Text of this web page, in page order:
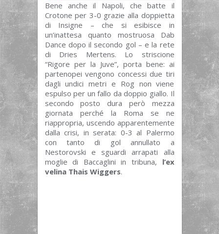
Bene anche il Napoli, che batte il
Crotone per 3-0 grazie alla doppietta
di Insigne – che si esibisce in
un’inattesa quanto mostruosa Dab
Dance dopo il secondo gol – e la rete
di Dries Mertens. Lo striscione
“Rigore per la Juve”, porta bene: ai
partenopei vengono concessi due tiri
dagli undici metri e Rog non viene
espulso per un fallo da doppio giallo. Il
secondo posto dura però mezza
giornata perché la Roma se ne
riappropria, uscendo apparentemente
dalla crisi, in serata: 0-3 al Palermo
con tanto di gol annullato a
Nestorovski e sguardi arrapati alla
moglie di Baccaglini in tribuna, l’ex
velina Thais Wiggers.